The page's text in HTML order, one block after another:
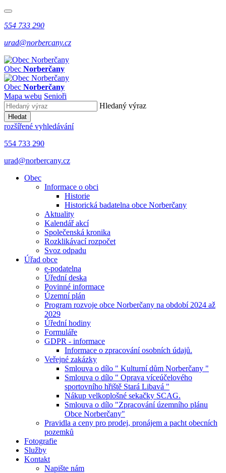
554 733 290
urad@norbercany.cz
Obec Norberčany
Obec Norberčany
Mapa webu Senioři
Hledaný výraz
Hledat
rozšířené vyhledávání
554 733 290
urad@norbercany.cz
Obec
Informace o obci
Historie
Historická badatelna obce Norberčany
Aktuality
Kalendář akcí
Společenská kronika
Rozklikávací rozpočet
Svoz odpadu
Úřad obce
e-podatelna
Úřední deska
Povinné informace
Územní plán
Program rozvoje obce Norberčany na období 2024 až
2029
Úřední hodiny
Formuláře
GDPR - informace
Informace o zpracování osobních údajů.
Veřejné zakázky
Smlouva o dílo " Kulturní dům Norberčany "
Smlouva o dílo " Oprava víceúčelového
sportovního hřiště Stará Libavá "
Nákup velkoplošné sekačky SCAG.
Smlouva o dílo "Zpracování územního plánu
Obce Norberčany"
Pravidla a ceny pro prodej, pronájem a pacht obecních
pozemků
Fotografie
Služby
Kontakt
Napište nám